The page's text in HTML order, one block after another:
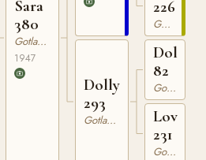
Sara
380
Gotlandsruss
1947
Dolly
293
Gotlandsruss
226
Gotlandsruss
Dollfuss
82
Gotlandsruss
Lovan
231
Gotlandsruss